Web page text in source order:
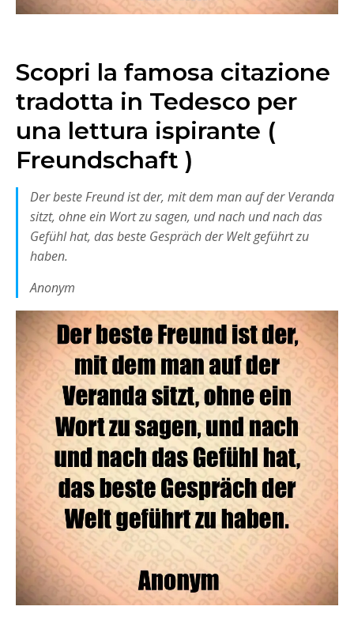
Scopri la famosa citazione
tradotta in Tedesco per
una lettura ispirante (
Freundschaft )
Der beste Freund ist der, mit dem man auf der Veranda
sitzt, ohne ein Wort zu sagen, und nach und nach das
Gefühl hat, das beste Gespräch der Welt geführt zu
haben.
Anonym